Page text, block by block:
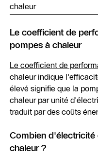
chaleur
Le coefficient de
pompes à chaleur
Le coefficient de
chaleur indique
élevé signifie que la
chaleur par unité
traduit par des coûts
Combien
chaleur ?